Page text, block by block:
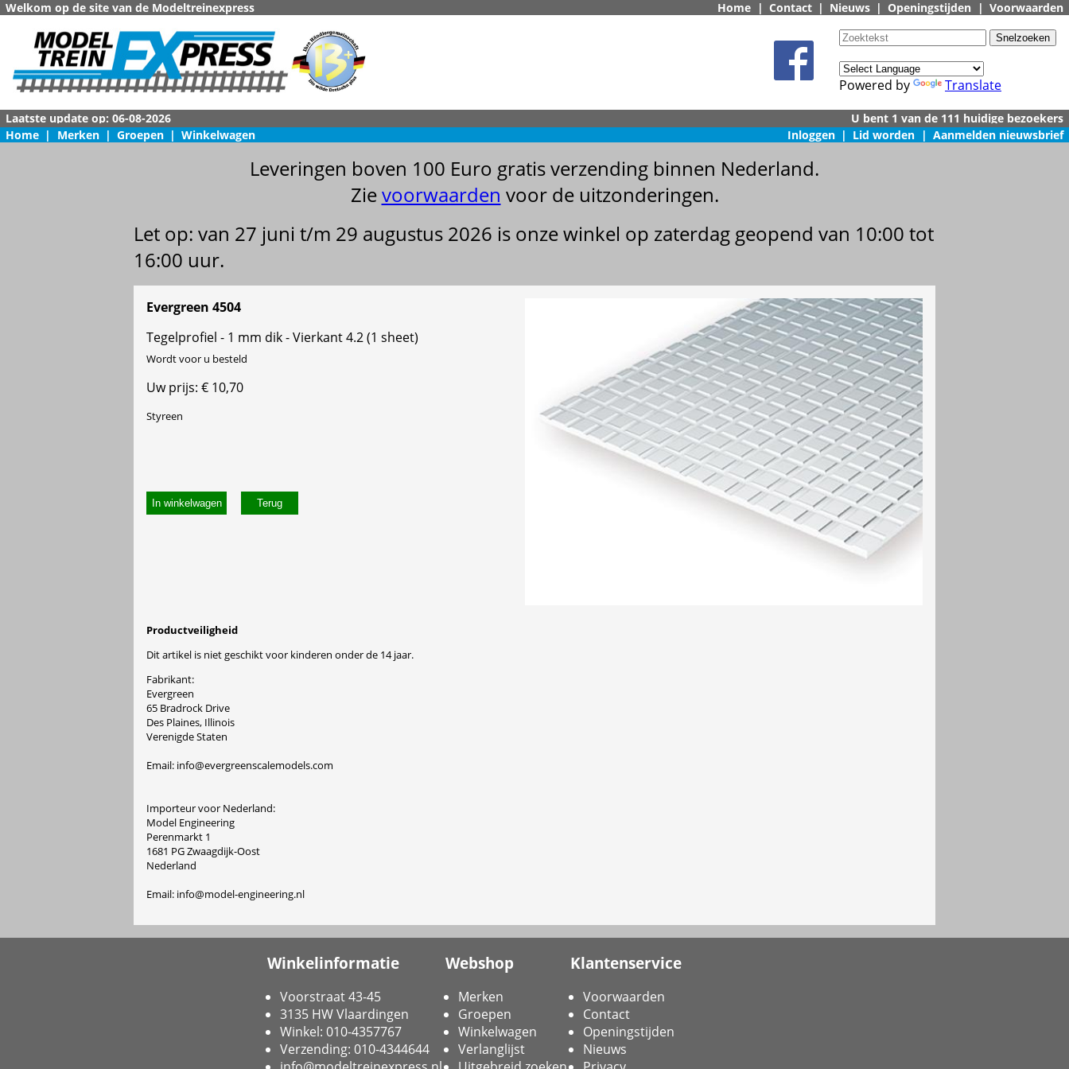
Welkom op de site van de Modeltreinexpress Home | Contact | Nieuws | Openingstijden | Voorwaarden
Powered by Translate
Home | Merken | Groepen | Winkelwagen Inloggen | Lid worden | Aanmelden nieuwsbrief
Leveringen boven 100 Euro gratis verzending binnen Nederland.
Zievoorwaarden voor de uitzonderingen.
Let op: van 27 juni t/m 29 augustus 2026 is onze winkel op zaterdag geopend van 10:00 tot
16:00 uur.
Evergreen 4504
Tegelprofiel - 1 mm dik - Vierkant 4.2 (1 sheet)
Wordt voor u besteld
Uw prijs: € 10,70
Styreen
In winkelwagen
Productveiligheid
Dit artikel is niet geschikt voor kinderen onder de 14 jaar.
Fabrikant:
Evergreen
65 Bradrock Drive
Des Plaines, Illinois
Verenigde Staten
Email: info@evergreenscalemodels.com
Importeur voor Nederland:
Model Engineering
Perenmarkt 1
1681 PG Zwaagdijk-Oost
Nederland
Email: info@model-engineering.nl
Winkelinformatie
Voorstraat 43-45
3135 HW Vlaardingen
Winkel: 010-4357767
Verzending: 010-4344644
Webshop
Merken
Groepen
Winkelwagen
Verlanglijst
Klantenservice
Voorwaarden
Contact
Openingstijden
Nieuws